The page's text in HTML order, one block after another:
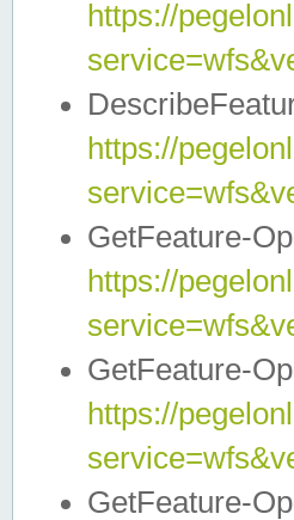
https://
https://
GetFeature-
https://
GetFeature-
https://
GetFeature-